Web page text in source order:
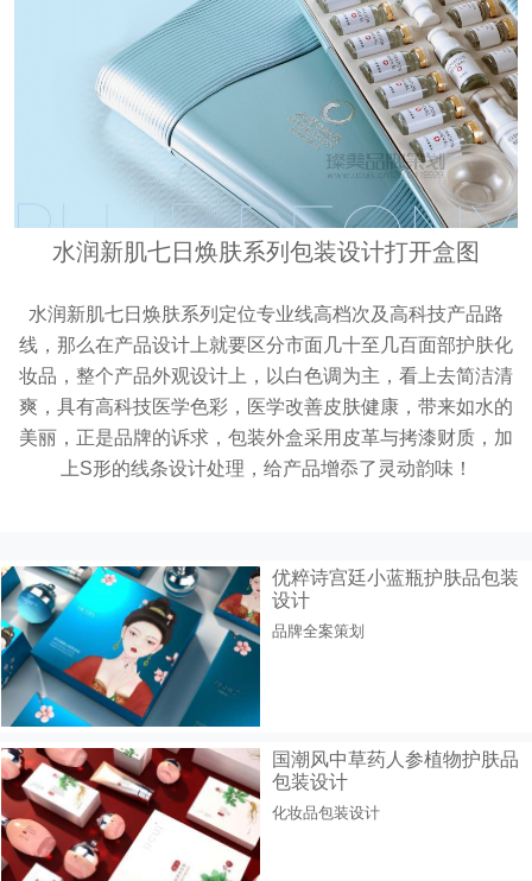
水润新肌七日焕肤系列包装设计打开盒图
水润新肌七日焕肤系列定位专业线高档次及高科技产品路
线，那么在产品设计上就要区分市面几十至几百面部护肤化
妆品，整个产品外观设计上，以白色调为主，看上去简洁清
爽，具有高科技医学色彩，医学改善皮肤健康，带来如水的
美丽，正是品牌的诉求，包装外盒采用皮革与拷漆财质，加
上S形的线条设计处理，给产品增忝了灵动韵味！
优粹诗宫廷小蓝瓶护肤品包装
设计
品牌全案策划
国潮风中草药人参植物护肤品
包装设计
化妆品包装设计